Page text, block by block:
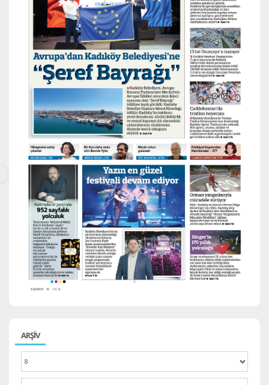
ARŞİV